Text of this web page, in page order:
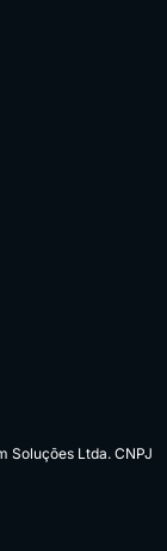
Soluções Ltda. CNPJ